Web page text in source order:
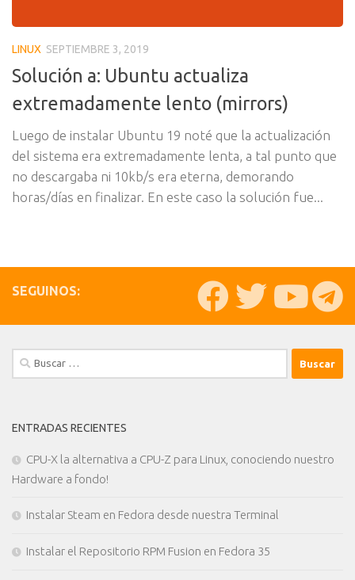
LINUX SEPTIEMBRE 3, 2019
Solución a: Ubuntu actualiza
extremadamente lento (mirrors)
Luego de instalar Ubuntu 19 noté que la actualización
del sistema era extremadamente lenta, a tal punto que
no descargaba ni 10kb/s era eterna, demorando
horas/días en finalizar. En este caso la solución fue...
SEGUINOS:
Buscar:
ENTRADAS RECIENTES
CPU-X la alternativa a CPU-Z para Linux, conociendo nuestro
Hardware a fondo!
Instalar Steam en Fedora desde nuestra Terminal
Instalar el Repositorio RPM Fusion en Fedora 35